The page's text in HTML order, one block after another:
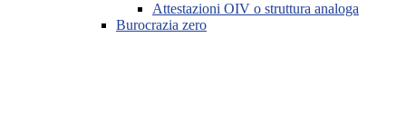
Attestazioni OIV o struttura analoga
Burocrazia zero